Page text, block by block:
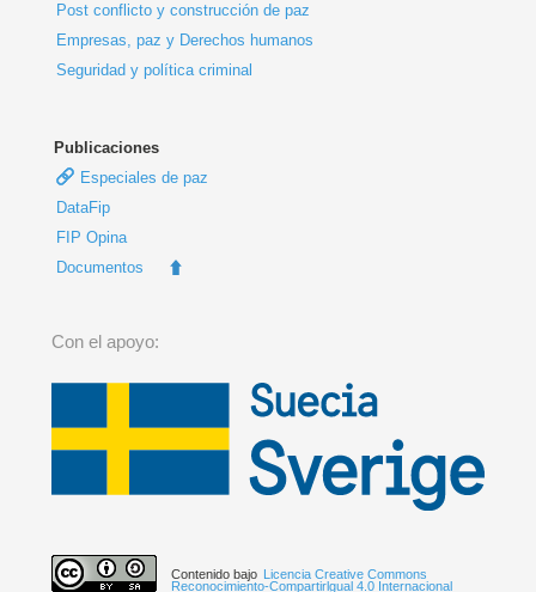
Post conflicto y construcción de paz
Empresas, paz y Derechos humanos
Seguridad y política criminal
Publicaciones
Especiales de paz
DataFip
FIP Opina
Documentos
Con el apoyo:
Contenido bajo
Licencia Creative Commons
Reconocimiento-Compartirlgual 4.0 Internacional